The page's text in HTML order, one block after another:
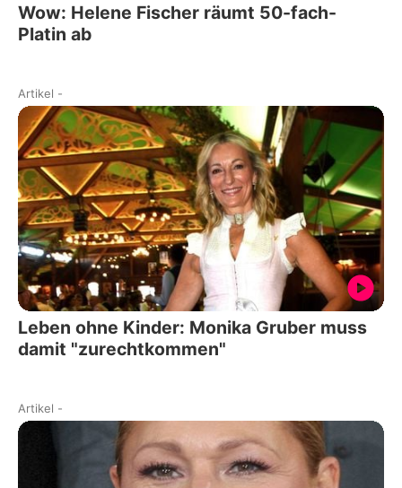
Wow: Helene Fischer räumt 50-fach-
Platin ab
Artikel -
Leben ohne Kinder: Monika Gruber muss
damit "zurechtkommen"
Artikel -